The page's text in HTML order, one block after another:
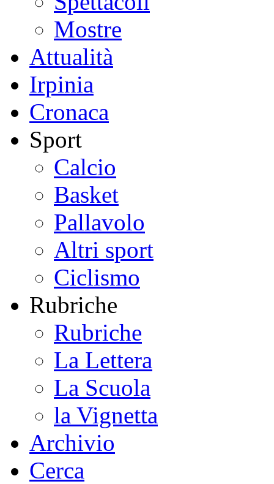
Mostre
Attualità
Irpinia
Cronaca
Sport
Calcio
Basket
Pallavolo
Altri sport
Ciclismo
Rubriche
Rubriche
La Lettera
La Scuola
la Vignetta
Archivio
Cerca